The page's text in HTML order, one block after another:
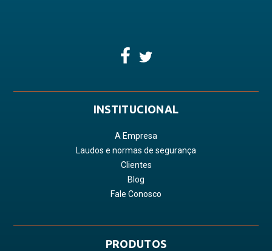
INSTITUCIONAL
A Empresa
Laudos e normas de segurança
Clientes
Blog
Fale Conosco
PRODUTOS